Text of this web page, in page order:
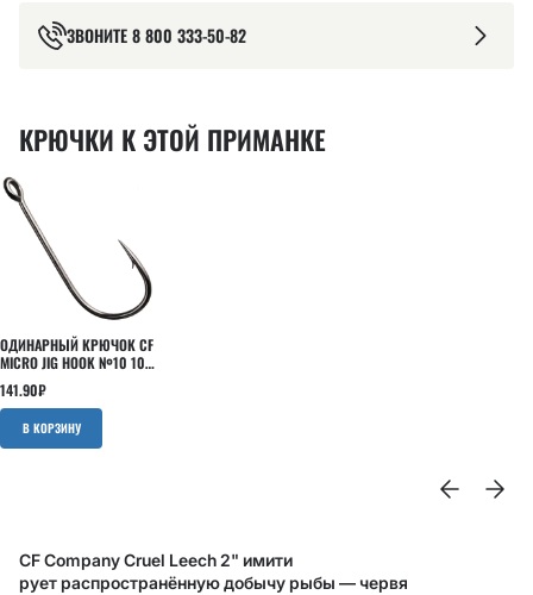
ЗВОНИТЕ8 800 333-50-82
КРЮЧКИ К ЭТОЙ ПРИМАНКЕ
ОДИНАРНЫЙ КРЮЧОК CF
MICRO JIG HOOK №10 10
ШТ
141.90₽
В КОРЗИНУ
CF Company Cruel Leech 2" имити
рует распространённую добычу рыбы — червя